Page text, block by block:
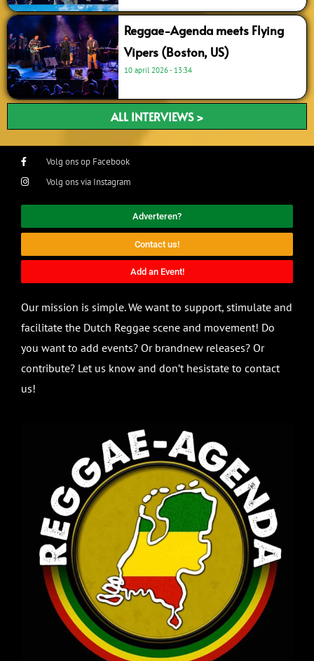
Reggae-Agenda meets Flying
Vipers (Boston, US)
10 april 2026 13:34
ALL INTERVIEWS >
Volg ons op Facebook
Volg ons via Instagram
Adverteren?
Contact us!
Add an Event!
Our mission is simple. We want to support, stimulate and
facilitate the Dutch Reggae scene and movement! Do
you want to add events? Or brandnew releases? Or
contribute? Let us know and don’t hesistate to contact
us!